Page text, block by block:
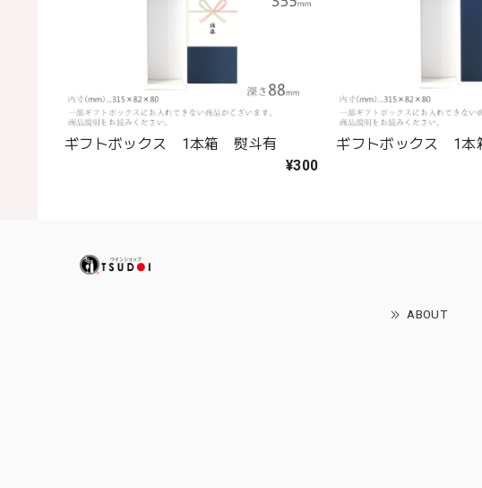
ギフトボックス 1本箱 熨斗有
¥300
ギフトボックス 1
ABOUT